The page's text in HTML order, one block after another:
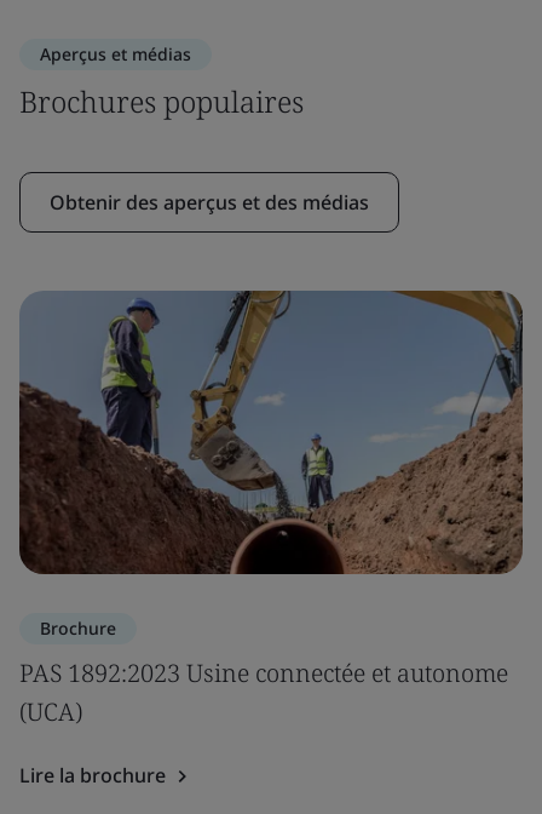
Aperçus et médias
Brochures populaires
Obtenir des aperçus et des médias
Brochure
PAS 1892:2023 Usine connectée et autonome
(UCA)
Lire la brochure